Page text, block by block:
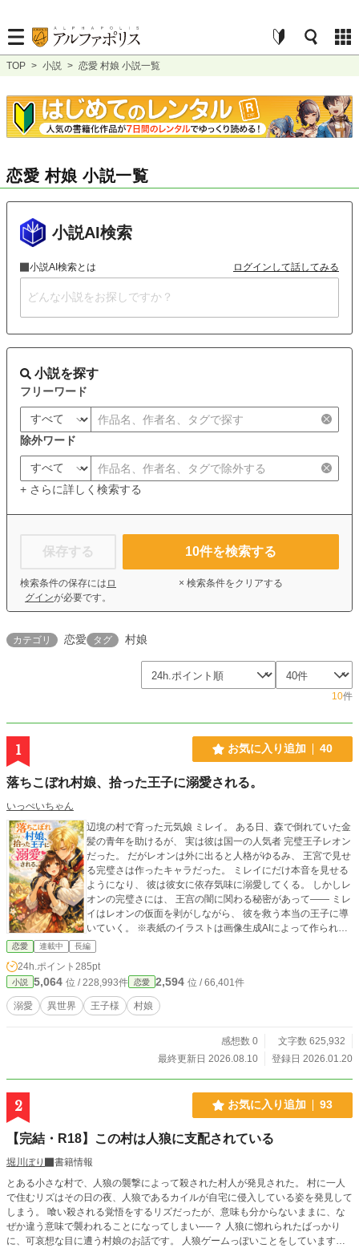
TOP > 小説 > 恋愛 村娘 小説一覧
恋愛 村娘 小説一覧
小説AI検索
小説AI検索とは ログインして話してみる
小説を探す
フリーワード
除外ワード
+ さらに詳しく検索する
保存する
検索条件の保存には ロ
グインが必要です。
10件を検索する
× 検索条件をクリアする
カテゴリ 恋愛 タグ 村娘
10件
1 お気に入り追加 40
落ちこぼれ村娘、拾った王子に溺愛される。
いっぺいちゃん
辺境の村で育った元気娘 ミレイ。 ある日、森で倒れていた金
髪の青年を助けるが、 実は彼は国一の人気者 完璧王子レオン
だった。 だがレオンは外に出ると人格がゆるみ、 王宮で見せ
る完璧さは作ったキャラだった。 ミレイにだけ本音を見せる
ようになり、 彼は彼女に依存気味に溺愛してくる。 しかしレ
オンの完璧さには、 王宫の闇に関わる秘密があって—— ミレ
イはレオンの仮面を剥がしながら、 彼を救う本当の王子に導
いていく。 ※表紙のイラストは画像生成AIによって作られた
ものです。 ※この作品は「小説家になろう」でも同時投稿し
ています。
恋愛 連載中 長編
24h.ポイント 285pt
小説 5,064 位 / 228,993件 恋愛 2,594 位 / 66,401件
溺愛 異世界 王子様 村娘
感想数 0
文字数 625,932
最終更新日 2026.08.10
登録日 2026.01.20
2 お気に入り追加 93
【完結・R18】この村は人狼に支配されている
堀川ぼり
書籍情報
とある小さな村で、人狼の襲撃によって殺された村人が発見された。 村に一人
で住むリズはその日の夜、人狼であるカイルが自宅に侵入している姿を発見して
しまう。 喰い殺される覚悟をするリズだったが、意味も分からないままに、な
ぜか違う意味で襲われることになってしまい──？ 人狼に惚れられたばっかり
に、可哀想な目に遭う村娘のお話です。 人狼ゲームっぽいことをしていますが